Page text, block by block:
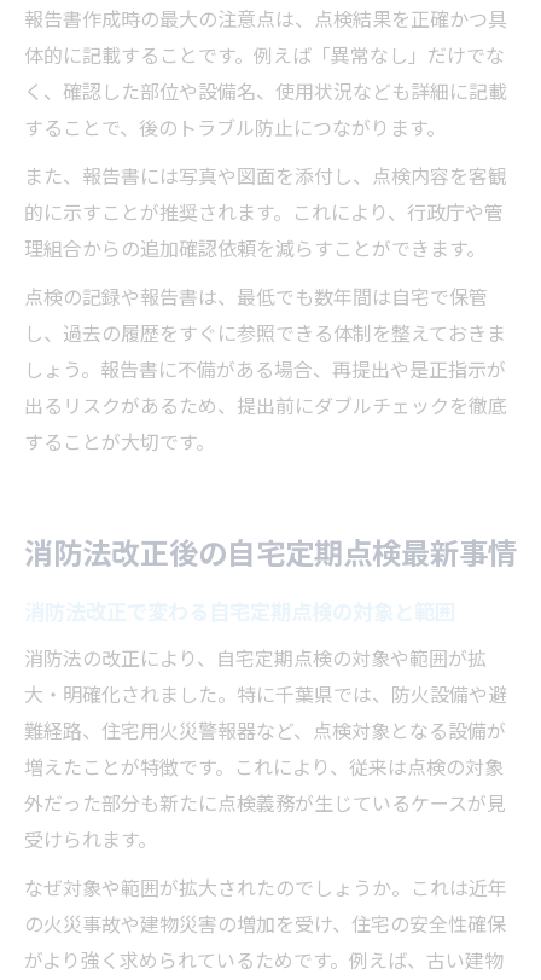
報告書作成時の最大の注意点は、点検結果を正確かつ具
体的に記載することです。例えば「異常なし」だけでな
く、確認した部位や設備名、使用状況なども詳細に記載
することで、後のトラブル防止につながります。
また、報告書には写真や図面を添付し、点検内容を客観
的に示すことが推奨されます。これにより、行政庁や管
理組合からの追加確認依頼を減らすことができます。
点検の記録や報告書は、最低でも数年間は自宅で保管
し、過去の履歴をすぐに参照できる体制を整えておきま
しょう。報告書に不備がある場合、再提出や是正指示が
出るリスクがあるため、提出前にダブルチェックを徹底
することが大切です。
消防法改正後の自宅定期点検最新事情
消防法の改正により、自宅定期点検の対象や範囲が拡
大・明確化されました。特に千葉県では、防火設備や避
難経路、住宅用火災警報器など、点検対象となる設備が
増えたことが特徴です。これにより、従来は点検の対象
外だった部分も新たに点検義務が生じているケースが見
受けられます。
なぜ対象や範囲が拡大されたのでしょうか。これは近年
の火災事故や建物災害の増加を受け、住宅の安全性確保
がより強く求められているためです。例えば、古い建物